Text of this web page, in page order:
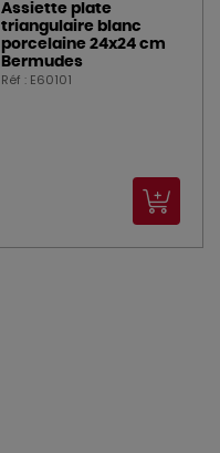
Assiette plate
triangulaire blanc
porcelaine 24x24 cm
Bermudes
Réf : E60101